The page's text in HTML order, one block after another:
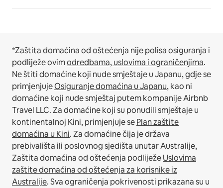
*Zaštita domaćina od oštećenja nije polisa osiguranja i
podliježe ovimodredbama, uslovima i ograničenjima.
Ne štiti domaćine koji nude smještaje u Japanu, gdje se
primjenjujeOsiguranje domaćina u Japanu, kao ni
domaćine koji nude smještaj putem kompanije Airbnb
Travel LLC.Za domaćine koji su ponudili smještaje u
kontinentalnoj Kini, primjenjuje sePlan zaštite
domaćina u Kini.Za domaćine čija je država
prebivališta ili poslovnog sjedišta unutar Australije,
Zaštita domaćina od oštećenja podliježeUslovima
zaštite domaćina od oštećenja za korisnike iz
Australije. Sva ograničenja pokrivenosti prikazana su u